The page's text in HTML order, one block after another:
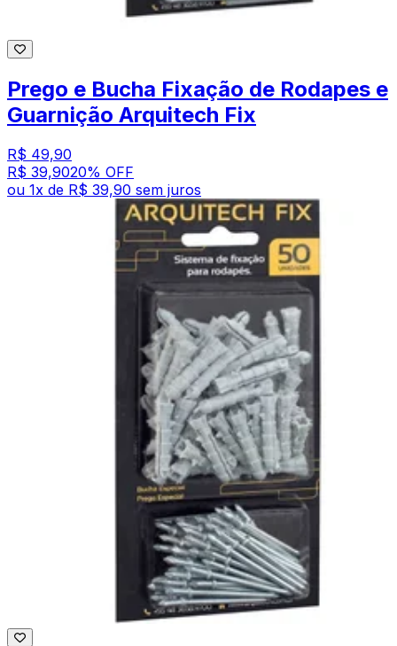
Prego e Bucha Fixação de Rodapes e
Guarnição Arquitech Fix
R$ 49,90
R$ 39,9020% OFF
ou 1x de R$ 39,90 sem juros